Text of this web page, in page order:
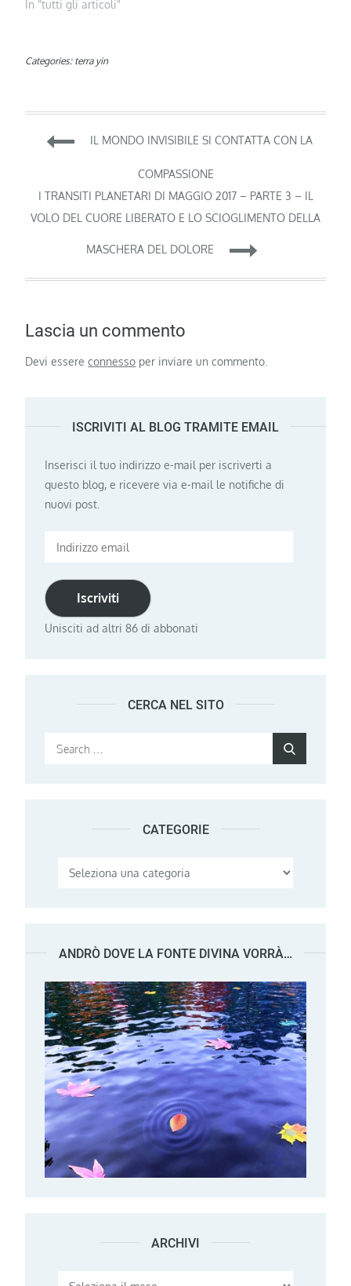
In "tutti gli articoli"
Categories: terra yin
Navigazione
articoli
IL MONDO INVISIBILE SI CONTATTA CON LA
COMPASSIONE
I TRANSITI PLANETARI DI MAGGIO 2017 – PARTE 3 – IL
VOLO DEL CUORE LIBERATO E LO SCIOGLIMENTO DELLA
MASCHERA DEL DOLORE
Lascia un commento
Devi essereconnesso per inviare un commento.
ISCRIVITI AL BLOG TRAMITE EMAIL
Inserisci il tuo indirizzo e-mail per iscriverti a
questo blog, e ricevere via e-mail le notifiche di
nuovi post.
Indirizzo
Iscriviti
Unisciti ad altri 86 di abbonati
CERCA NEL SITO
Search
CATEGORIE
Categorie
ANDRÒ DOVE LA FONTE DIVINA VORRÀ…
ARCHIVI Archivi